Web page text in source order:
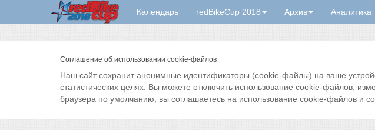
Календарь redBikeCup 2018 Архив Аналитика
Соглашение об использовании cookie-файлов
Наш сайт сохранит анонимные идентификаторы (cookie-файлы) на ваше
статистических целях. Вы можете отключить использование cookie-файлов,
браузера по умолчанию, вы соглашаетесь на использование cookie-файлов и